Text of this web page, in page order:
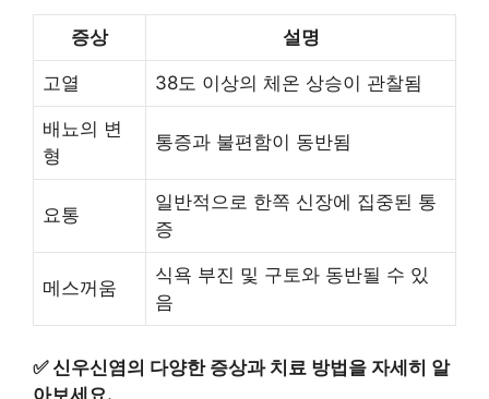
증상 설명
고열 38도 이상의 체온 상승이 관찰됨
배뇨의 변
형
통증과 불편함이 동반됨
요통
일반적으로 한쪽 신장에 집중된 통
증
메스꺼움
식욕 부진 및 구토와 동반될 수 있
음
✅신우신염의 다양한 증상과 치료 방법을 자세히 알
아보세요.